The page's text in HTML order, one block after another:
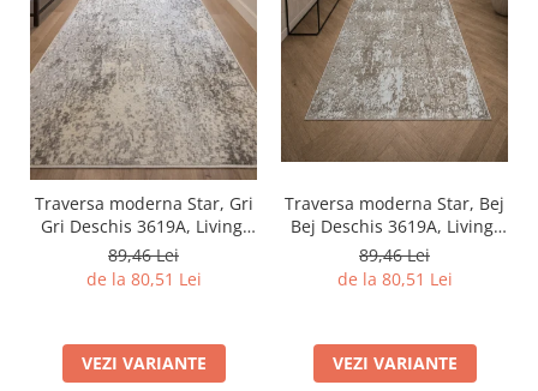
Traversa moderna Star, Gri
Gri Deschis 3619A, Living,
Dormitor, Hol, 80 x 250 cm
89,46 Lei
de la 80,51 Lei
VEZI VARIANTE
Traversa moderna Star, Bej
Bej Deschis 3619A, Living,
Dormitor, Hol, 80 x 250 cm
89,46 Lei
de la 80,51 Lei
VEZI VARIANTE